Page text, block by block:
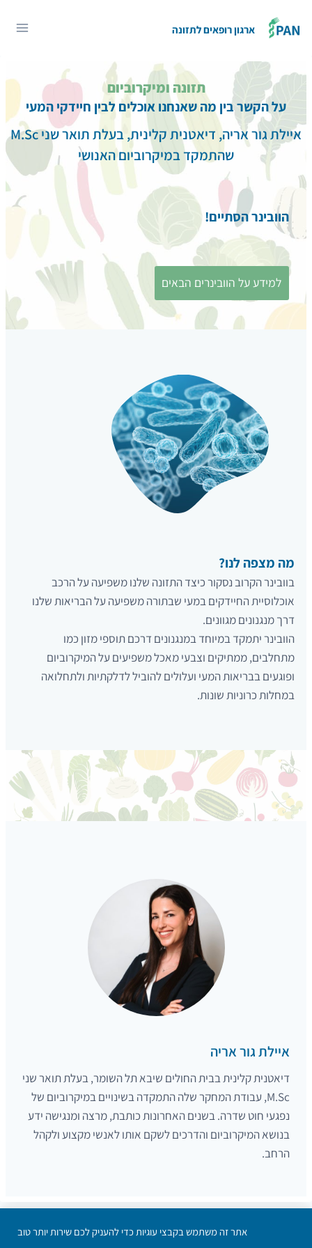
ארגון רופאים לתזונה
תזונה ומיקרוביום
על הקשר בין מה שאנחנו אוכלים לבין חיידקי המעי
איילת גור אריה, דיאטנית קלינית, בעלת תואר שני M.Sc
שהתמקד במיקרוביום האנושי
הוובינר הסתיים!
למידע על הוובינרים הבאים
מה מצפה לנו?
בוובינר הקרוב נסקור כיצד התזונה שלנו משפיעה על הרכב
אוכלוסיית החיידקים במעי שבתורה משפיעה על הבריאות שלנו
דרך מנגנונים מגוונים.
הוובינר יתמקד במיוחד במנגנונים דרכם תוספי מזון כמו
מתחלבים, ממתיקים וצבעי מאכל משפיעים על המיקרוביום
ופוגעים בבריאות המעי ועלולים להוביל לדלקתיות ולתחלואה
במחלות כרוניות שונות.
איילת גור אריה
דיאטנית קלינית בבית החולים שיבא תל השומר, בעלת תואר שני
M.Sc, עבודת המחקר שלה התמקדה בשינויים במיקרוביום של
נפגעי חוט שדרה. בשנים האחרונות כותבת, מרצה ומנגישה ידע
בנושא המיקרוביום והדרכים לשקם אותו לאנשי מקצוע ולקהל
הרחב.
הצטרפו אלינו צרו קשר הבהרה משפטית מדיניות פרטיות הצהרת נגישות
אתר זה משתמש בקבצי עוגיות כדי להעניק לכם שירות יותר טוב